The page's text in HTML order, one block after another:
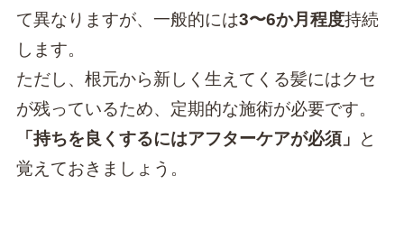
て異なりますが、一般的には3〜6か月程度持続
します。
ただし、根元から新しく生えてくる髪にはクセ
が残っているため、定期的な施術が必要です。
「持ちを良くするにはアフターケアが必須」
と
覚えておきましょう。